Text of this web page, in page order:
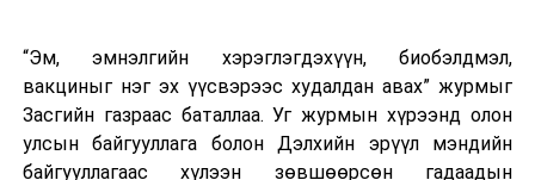
“Эм, эмнэлгийн хэрэглэгдэхүүн, биобэлдмэл,
вакциныг нэг эх үүсвэрээс худалдан авах” журмыг
Засгийн газраас баталлаа. Уг журмын хүрээнд олон
улсын байгууллага болон Дэлхийн эрүүл мэндийн
байгууллагаас хүлээн зөвшөөрсөн гадаадын